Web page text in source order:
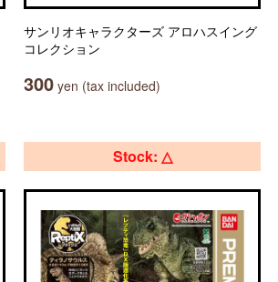
サンリオキャラクターズ アロハスイング
コレクション
300 yen (tax included)
Stock: △